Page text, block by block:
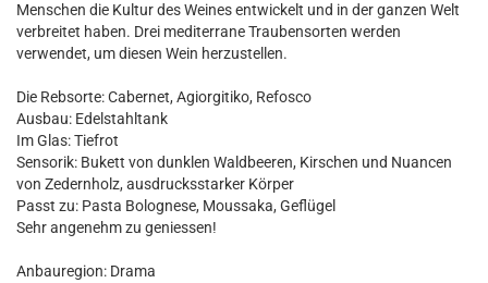
Menschen die Kultur des Weines entwickelt und in der ganzen Welt
verbreitet haben. Drei mediterrane Traubensorten werden
verwendet, um diesen Wein herzustellen.
Die Rebsorte: Cabernet, Agiorgitiko, Refosco
Ausbau: Edelstahltank
Im Glas: Tiefrot
Sensorik: Bukett von dunklen Waldbeeren, Kirschen und Nuancen
von Zedernholz, ausdrucksstarker Körper
Passt zu: Pasta Bolognese, Moussaka, Geflügel
Sehr angenehm zu geniessen!
Anbauregion: Drama